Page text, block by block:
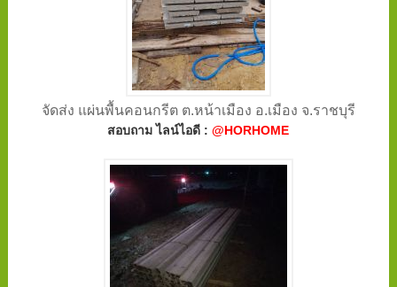
จัดส่ง แผ่นพื้นคอนกรีต ต.หน้าเมือง อ.เมือง จ.ราชบุรี
สอบถาม ไลน์ไอดี :@HORHOME